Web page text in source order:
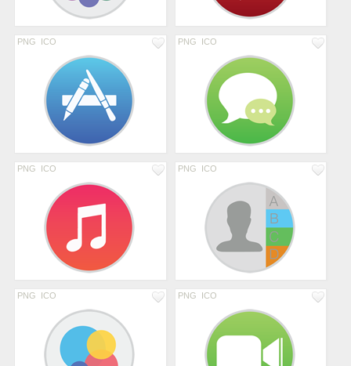
PNG ICO PNG ICO
PNG ICO PNG ICO
PNG ICO PNG ICO